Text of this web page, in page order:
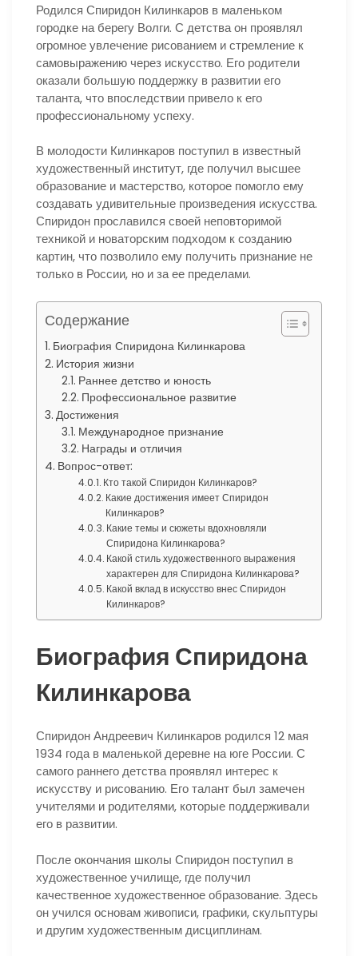
Родился Спиридон Килинкаров в маленьком
городке на берегу Волги. С детства он проявлял
огромное увлечение рисованием и стремление к
самовыражению через искусство. Его родители
оказали большую поддержку в развитии его
таланта, что впоследствии привело к его
профессиональному успеху.
В молодости Килинкаров поступил в известный
художественный институт, где получил высшее
образование и мастерство, которое помогло ему
создавать удивительные произведения искусства.
Спиридон прославился своей неповторимой
техникой и новаторским подходом к созданию
картин, что позволило ему получить признание не
только в России, но и за ее пределами.
Содержание
Биография Спиридона Килинкарова
История жизни
Раннее детство и юность
Профессиональное развитие
Достижения
Международное признание
Награды и отличия
Вопрос-ответ:
Кто такой Спиридон Килинкаров?
Какие достижения имеет Спиридон
Килинкаров?
Какие темы и сюжеты вдохновляли
Спиридона Килинкарова?
Какой стиль художественного выражения
характерен для Спиридона Килинкарова?
Какой вклад в искусство внес Спиридон
Килинкаров?
Биография Спиридона
Килинкарова
Спиридон Андреевич Килинкаров родился 12 мая
1934 года в маленькой деревне на юге России. С
самого раннего детства проявлял интерес к
искусству и рисованию. Его талант был замечен
учителями и родителями, которые поддерживали
его в развитии.
После окончания школы Спиридон поступил в
художественное училище, где получил
качественное художественное образование. Здесь
он учился основам живописи, графики, скульптуры
и другим художественным дисциплинам.